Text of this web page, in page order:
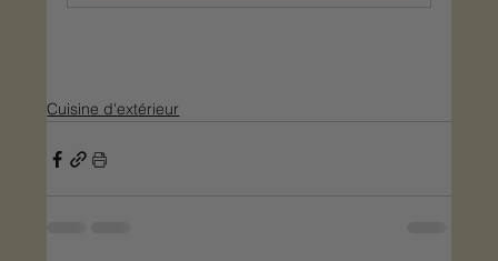
Cuisine d'extérieur